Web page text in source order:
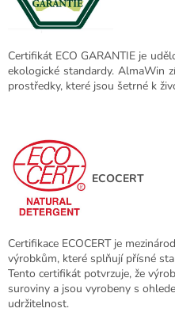
Certifikát ECO GARANTIE je
ekologické standardy. AlmaWin
prostředky, které jsou šetrné k
ECOCERT
Certifikace ECOCERT je
výrobkům, které splňují přísné
Tento certifikát potvrzuje, že
suroviny a jsou vyrobeny s
udržitelnost.